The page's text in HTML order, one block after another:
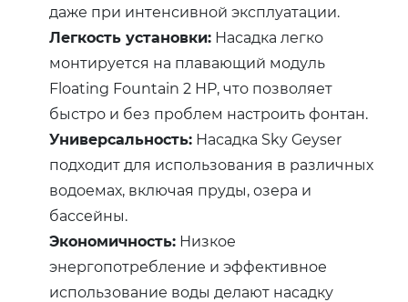
даже при интенсивной эксплуатации.
Легкость установки: Насадка легко
монтируется на плавающий модуль
Floating Fountain 2 HP, что позволяет
быстро и без проблем настроить фонтан.
Универсальность: Насадка Sky Geyser
подходит для использования в различных
водоемах, включая пруды, озера и
бассейны.
Экономичность: Низкое
энергопотребление и эффективное
использование воды делают насадку